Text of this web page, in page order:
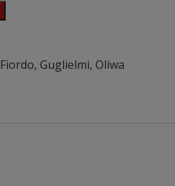
Fiordo, Guglielmi, Oliwa